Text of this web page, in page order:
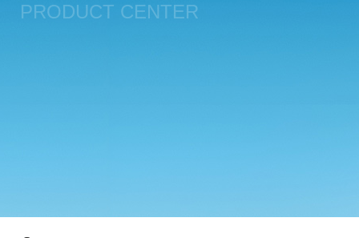
PRODUCT CENTER